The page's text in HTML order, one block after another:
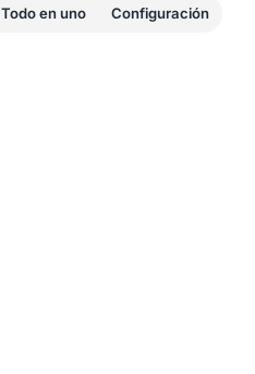
Todo en uno Configuración